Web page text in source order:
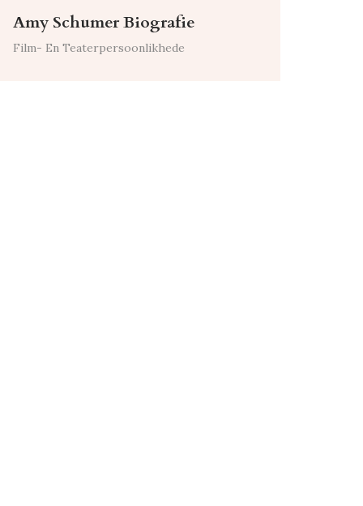
Amy Schumer Biografie
Film- En Teaterpersoonlikhede